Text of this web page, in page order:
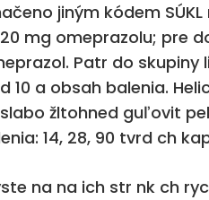
jiným kódem SÚKL
mg omeprazolu; pre
Patr do skupiny
a obsah balenia.
žltohned guľovit
14, 28, 90 tvrd ch
na na ich str nk ch